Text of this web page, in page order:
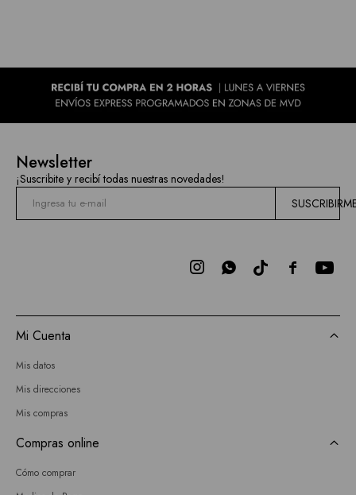
Newsletter
¡Suscribite y recibí todas nuestras novedades!

 
Mi Cuenta
Mis datos
Mis direcciones
Mis compras
Compras online
Cómo comprar